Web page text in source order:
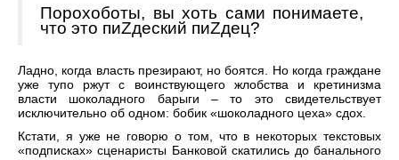
Порохоботы, вы хоть сами понимаете,
что это пиZдеский пиZдец?
Ладно, когда власть презирают, но боятся. Но когда граждане
уже тупо ржут с воинствующего жлобства и кретинизма
власти шоколадного барыги – то это свидетельствует
исключительно об одном: бобик «шоколадного цеха» сдох.
Кстати, я уже не говорю о том, что в некоторых текстовых
«подписках» сценаристы Банковой скатились до банального